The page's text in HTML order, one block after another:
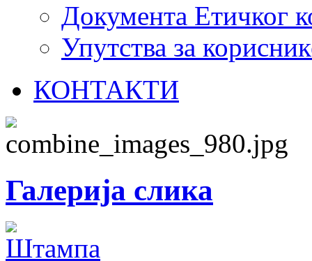
Документа Етичког
Упутства за
КОНТАКТИ
Галерија слика